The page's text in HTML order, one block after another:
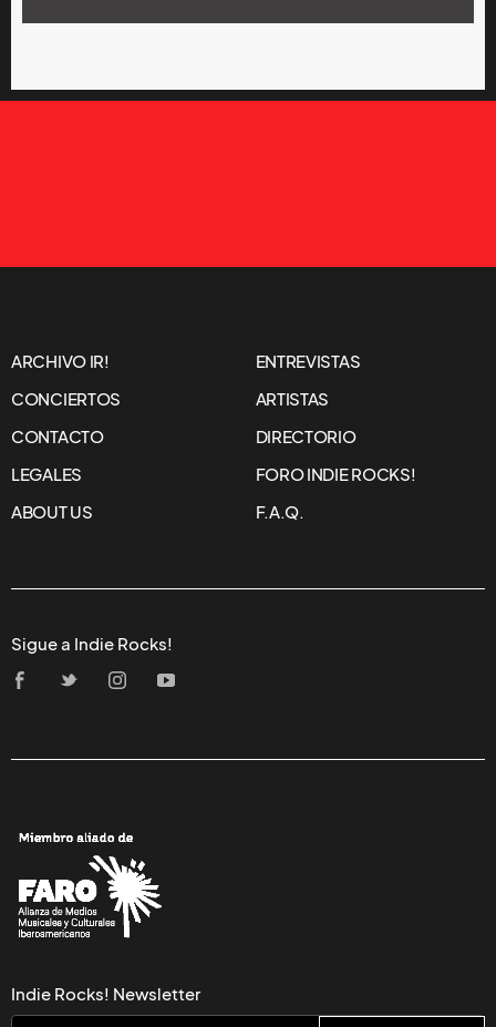
ARCHIVO IR!
ENTREVISTAS
CONCIERTOS
ARTISTAS
CONTACTO
DIRECTORIO
LEGALES
FORO INDIE ROCKS!
ABOUT US
F.A.Q.
Sigue a Indie Rocks!
Indie Rocks! Newsletter